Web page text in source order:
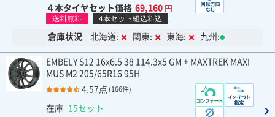
４本タイヤセット価格 69,160 円
送料無料 4本セット組込料込
倉庫状況 北海道: 関東: 東海: 九州:
EMBELY S12 16x6.5 38 114.3x5 GM + MAXTREK MAXI
MUS M2 205/65R16 95H
4.57点 (166件)
在庫 15セット